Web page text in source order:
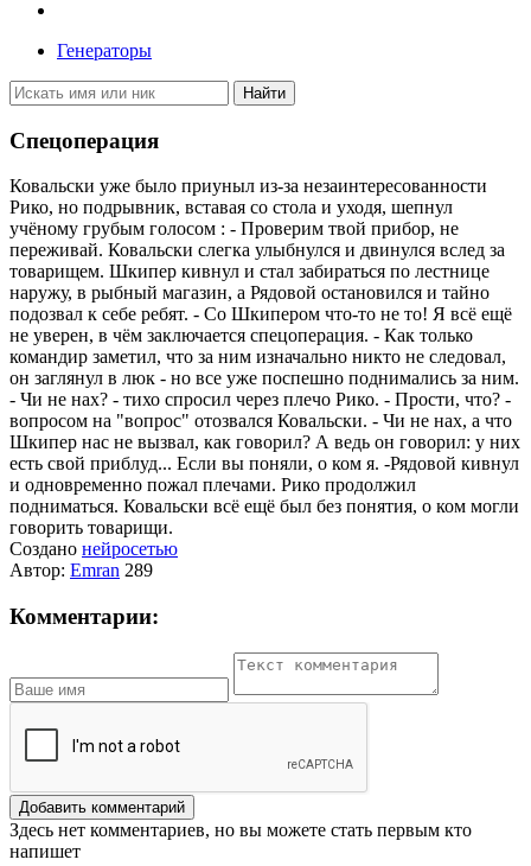
Генераторы
Найти
Спецоперация
Ковальски уже было приуныл из-за незаинтересованности
Рико, но подрывник, вставая со стола и уходя, шепнул
учëному грубым голосом : - Проверим твой прибор, не
переживай. Ковальски слегка улыбнулся и двинулся вслед за
товарищем. Шкипер кивнул и стал забираться по лестнице
наружу, в рыбный магазин, а Рядовой остановился и тайно
подозвал к себе ребят. - Со Шкипером что-то не то! Я всë ещë
не уверен, в чëм заключается спецоперация. - Как только
командир заметил, что за ним изначально никто не следовал,
он заглянул в люк - но все уже поспешно поднимались за ним.
- Чи не нах? - тихо спросил через плечо Рико. - Прости, что? -
вопросом на "вопрос" отозвался Ковальски. - Чи не нах, а что
Шкипер нас не вызвал, как говорил? А ведь он говорил: у них
есть свой приблуд... Если вы поняли, о ком я. -Рядовой кивнул
и одновременно пожал плечами. Рико продолжил
подниматься. Ковальски всë ещë был без понятия, о ком могли
говорить товарищи.
Создано нейросетью
Автор: Emran 289
Комментарии:
Добавить комментарий
Здесь нет комментариев, но вы можете стать первым кто
напишет